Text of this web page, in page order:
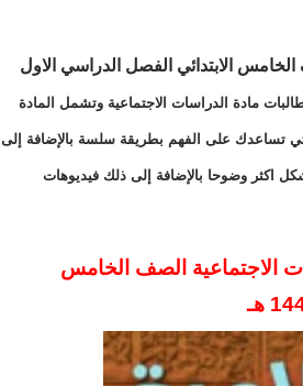
الابتدائي الفصل الدراسي الاول
مادة الدراسات الاجتماعية وتشمل المادة
التي تساعدك على الفهم بطريقة سلسة بالإضافة إلى
اكثر وضوحا بالإضافة إلى ذلك فيديوهات
الاجتماعية الصف الخامس